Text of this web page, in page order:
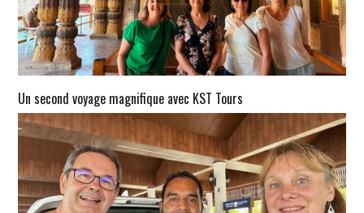
Un second voyage magnifique avec KST Tours